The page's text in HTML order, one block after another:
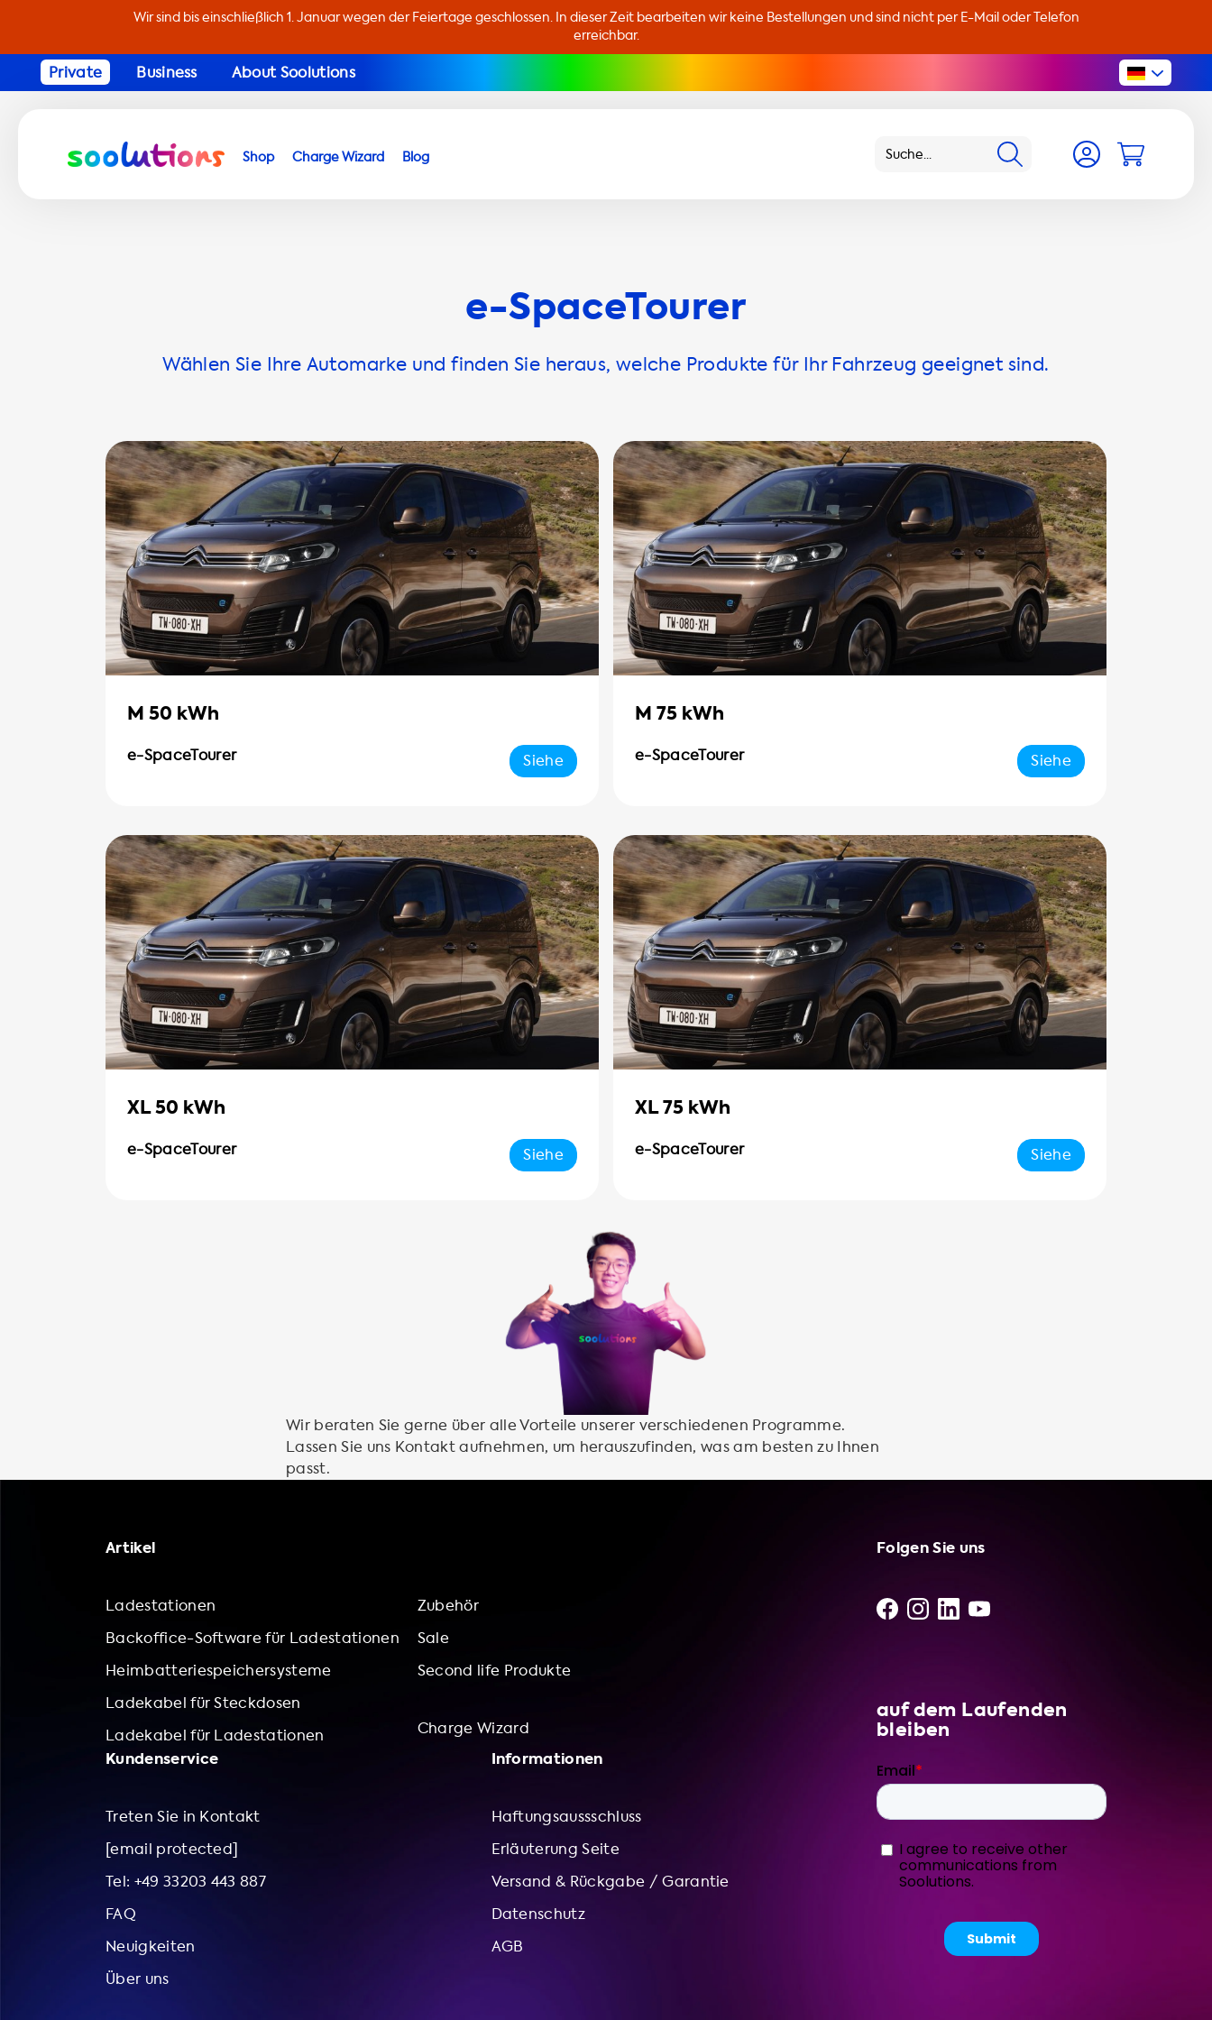
Wir sind bis einschließlich 1. Januar wegen der Feiertage geschlossen. In dieser Zeit bearbeiten wir keine Bestellungen und sind nicht per E-Mail oder Telefon
erreichbar.
Private Business About Soolutions
Shop Charge Wizard Blog
e-SpaceTourer
Wählen Sie Ihre Automarke und finden Sie heraus, welche Produkte für Ihr Fahrzeug geeignet sind.
M 50 kWh
e-SpaceTourer Siehe
M 75 kWh
e-SpaceTourer Siehe
XL 50 kWh
e-SpaceTourer Siehe
XL 75 kWh
e-SpaceTourer Siehe
Wir beraten Sie gerne über alle Vorteile unserer verschiedenen Programme.
Lassen Sie uns Kontakt aufnehmen, um herauszufinden, was am besten zu Ihnen
passt.
Artikel
Ladestationen
Backoffice-Software für Ladestationen
Heimbatteriespeichersysteme
Ladekabel für Steckdosen
Ladekabel für Ladestationen
Zubehör
Sale
Second life Produkte
Charge Wizard
Kundenservice
Treten Sie in Kontakt
[email protected]
Tel: +49 33203 443 887
FAQ
Neuigkeiten
Über uns
Informationen
Haftungsaussschluss
Erläuterung Seite
Versand & Rückgabe / Garantie
Datenschutz
AGB
Folgen Sie uns
auf dem Laufenden
bleiben